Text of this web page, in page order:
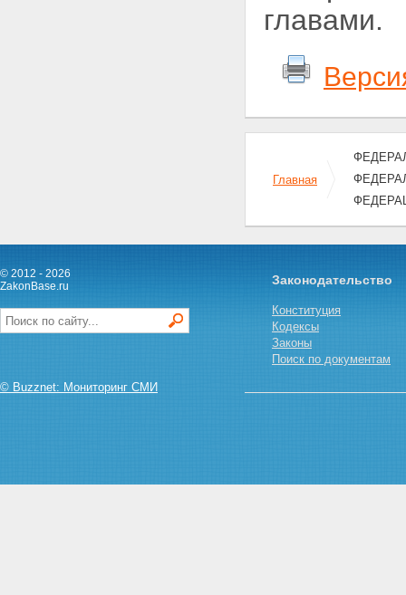
главами.
Главная
© 2012 - 2026
ZakonBase.ru
© Buzznet: Мониторинг СМИ
Законодательство
Конституция
Кодексы
Законы
Поиск по документам